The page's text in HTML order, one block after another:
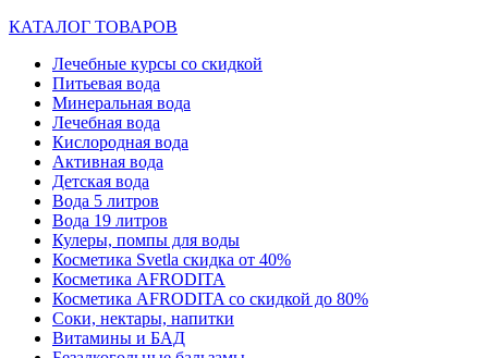
КАТАЛОГ ТОВАРОВ
Лечебные курсы со скидкой
Питьевая вода
Минеральная вода
Лечебная вода
Кислородная вода
Активная вода
Детская вода
Вода 5 литров
Вода 19 литров
Кулеры, помпы для воды
Косметика Svetla скидка от 40%
Косметика AFRODITA
Косметика AFRODITA со скидкой до 80%
Соки, нектары, напитки
Витамины и БАД